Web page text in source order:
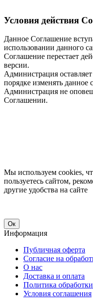
Условия действия
Данное Соглашение
использовании данного
Соглашение перестает
версии.
Администрация
порядке изменять
Администрация не
Соглашении.
Мы используем cookies,
пользуетесь сайтом,
другие удобства на сайте
Ок
Информация
Публичная оферта
Согласие на
О нас
Доставка и оплата
Политика
Условия соглашения